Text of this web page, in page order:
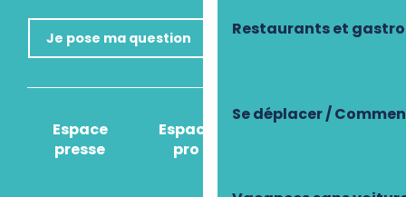
Restaurants et
Se déplacer /
Je pose ma question
Espace
presse
Espace
pro
Comment venir